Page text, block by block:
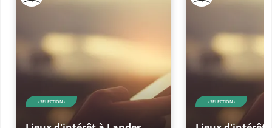
- SELECTION - - SELECTION -